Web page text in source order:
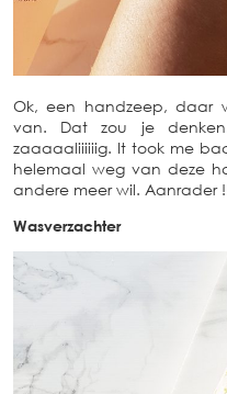
Ok, een handzeep, daar
van. Dat zou je
zaaaaaliiiiiig. It took me
helemaal weg van deze
andere meer wil. Aanrader
Wasverzachter